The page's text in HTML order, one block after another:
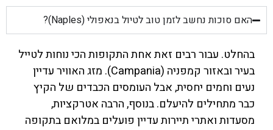
האם סוכות נחשב לזמן טוב לטיול בנאפולי (Naples)?
בהחלט. עבור רבים זאת אחת התקופות הכי נוחות לטייל
בעיר ובאזור קמפניה (Campania). מזג האוויר עדיין
נעים וחמים יחסית, אבל העומסים הכבדים של הקיץ
כבר מתחילים להיעלם. בנוסף, הרבה אטרקציות,
מסעדות ואתרי תיירות עדיין פועלים במלואם בתקופה